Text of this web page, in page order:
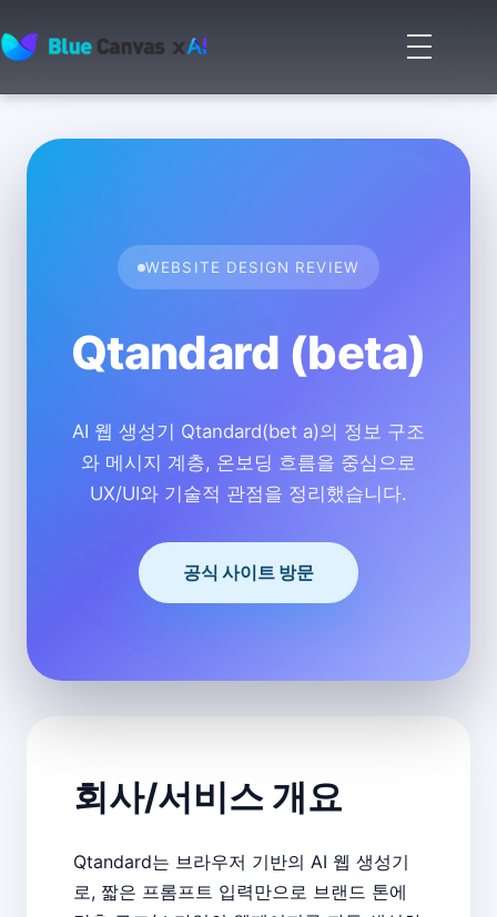
BLUECANVAS
메
뉴
기
WEBSITE DESIGN REVIEW
Qtandard (beta)
AI 웹 생성기 Qtandard(bet a)의 정보 구조
와 메시지 계층, 온보딩 흐름을 중심으로
UX/UI와 기술적 관점을 정리했습니다.
공식 사이트 방문
회사/서비스 개요
Qtandard는 브라우저 기반의 AI 웹 생성기
로, 짧은 프롬프트 입력만으로 브랜드 톤에